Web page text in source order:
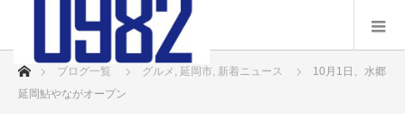
ホームブログ一覧 グルメ , 延岡市, 新着ニュース
10月1日、水郷
延岡鮎やながオープン